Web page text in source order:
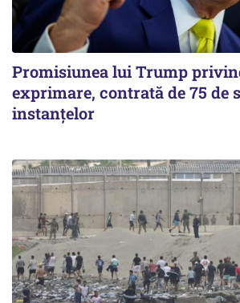
Promisiunea lui Trump
exprimare, contrată de 75 de
instanțelor